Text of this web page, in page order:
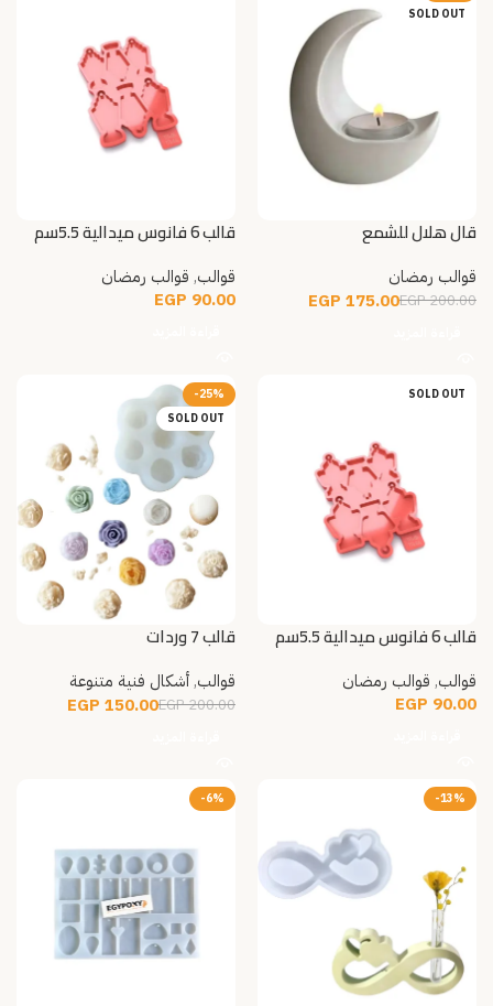
SOLD OUT
قال هلال للشمع
قوالب رمضان
200.00
EGP
175.00
EGP
قالب 6 فانوس ميدالية 5.5سم
قوالب, قوالب رمضان
90.00
EGP
SOLD OUT
قالب 6 فانوس ميدالية 5.5سم
قوالب, قوالب رمضان
90.00
EGP
-25%
SOLD OUT
قالب 7 وردات
قوالب, أشكال فنية متنوعة
200.00
EGP
150.00
EGP
-13%
-6%